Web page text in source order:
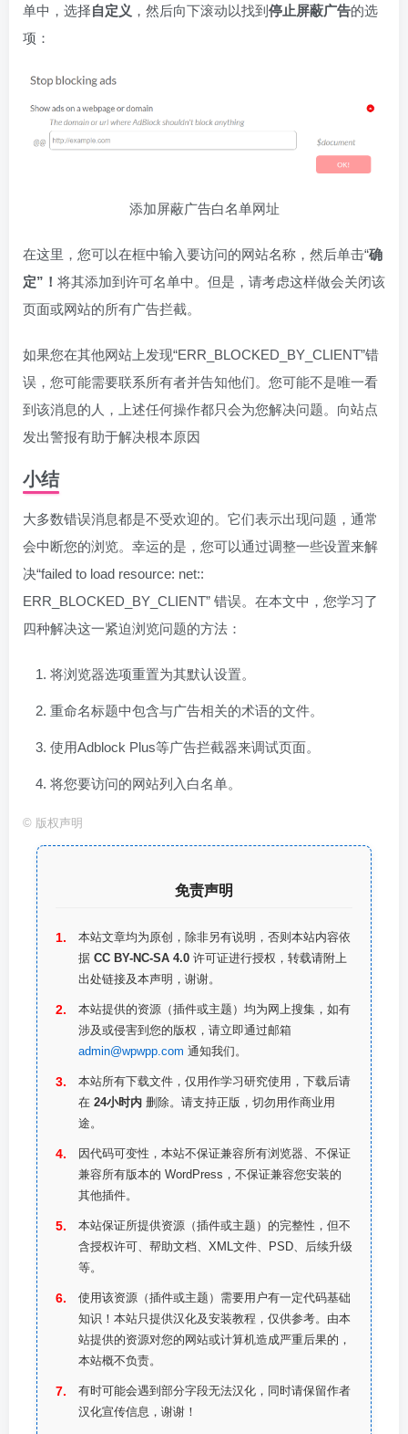
单中，选择自定义 ，然后向下滚动以找到 停止屏蔽广告的选
项：
添加屏蔽广告白名单网址
在这里，您可以在框中输入要访问的网站名称，然后单击“确
定”！ 将其添加到许可名单中。但是，请考虑这样做会关闭该
页面或网站的所有广告拦截。
如果您在其他网站上发现“ERR_BLOCKED_BY_CLIENT”错
误，您可能需要联系所有者并告知他们。您可能不是唯一看
到该消息的人，上述任何操作都只会为您解决问题。向站点
发出警报有助于解决根本原因
小结
大多数错误消息都是不受欢迎的。它们表示出现问题，通常
会中断您的浏览。幸运的是，您可以通过调整一些设置来解
决“failed to load resource: net::
ERR_BLOCKED_BY_CLIENT” 错误。在本文中，您学习了
四种解决这一紧迫浏览问题的方法：
将浏览器选项重置为其默认设置。
重命名标题中包含与广告相关的术语的文件。
使用Adblock Plus等广告拦截器来调试页面。
将您要访问的网站列入白名单。
© 版权声明
免责声明
本站文章均为原创，除非另有说明，否则本站内容依
据 CC BY-NC-SA 4.0 许可证进行授权，转载请附上
出处链接及本声明，谢谢。
本站提供的资源（插件或主题）均为网上搜集，如有
涉及或侵害到您的版权，请立即通过邮箱
admin@wpwpp.com 通知我们。
本站所有下载文件，仅用作学习研究使用，下载后请
在 24小时内 删除。请支持正版，切勿用作商业用
途。
因代码可变性，本站不保证兼容所有浏览器、不保证
兼容所有版本的 WordPress，不保证兼容您安装的
其他插件。
本站保证所提供资源（插件或主题）的完整性，但不
含授权许可、帮助文档、XML文件、PSD、后续升级
等。
使用该资源（插件或主题）需要用户有一定代码基础
知识！本站只提供汉化及安装教程，仅供参考。由本
站提供的资源对您的网站或计算机造成严重后果的，
本站概不负责。
有时可能会遇到部分字段无法汉化，同时请保留作者
汉化宣传信息，谢谢！